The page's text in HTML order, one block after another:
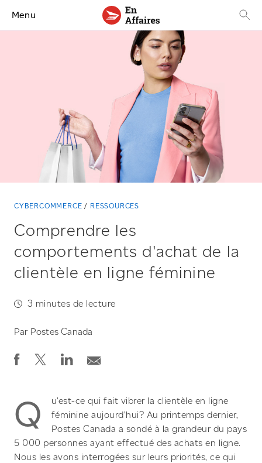
Menu
CYBERCOMMERCE RESSOURCES
Comprendre les
comportements d'achat de la
clientèle en ligne féminine
3 minutes de lecture
Par Postes Canada
Q
u’est-ce qui fait vibrer la clientèle en ligne
féminine aujourd’hui? Au printemps dernier,
Postes Canada a sondé à la grandeur du pays
5 000 personnes ayant effectué des achats en ligne.
Nous les avons interrogées sur leurs priorités, ce qui